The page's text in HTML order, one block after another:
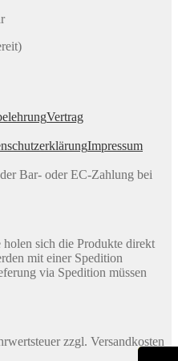
Vertrag
Impressum
Bar- oder EC-Zahlung bei
sich die Produkte direkt
mit einer Spedition
via Spedition müssen
zzgl. Versandkosten